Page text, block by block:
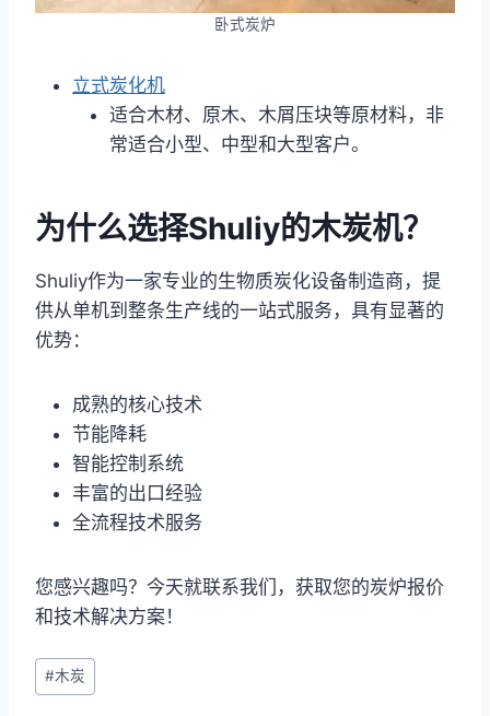
卧式炭炉
立式炭化机
适合木材、原木、木屑压块等原材料，非
常适合小型、中型和大型客户。
为什么选择Shuliy的木炭机？
Shuliy作为一家专业的生物质炭化设备制造商，提
供从单机到整条生产线的一站式服务，具有显著的
优势：
成熟的核心技术
节能降耗
智能控制系统
丰富的出口经验
全流程技术服务
您感兴趣吗？今天就联系我们，获取您的炭炉报价
和技术解决方案！
文
章
#木炭